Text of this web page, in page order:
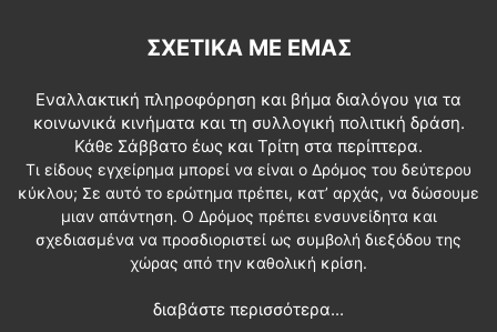
ΣΧΕΤΙΚΆ ΜΕ ΕΜΆΣ
Εναλλακτική πληροφόρηση και βήμα διαλόγου για τα
κοινωνικά κινήματα και τη συλλογική πολιτική δράση.
Κάθε Σάββατο έως και Τρίτη στα περίπτερα.
Τι είδους εγχείρημα μπορεί να είναι ο Δρόμος του δεύτερου
κύκλου; Σε αυτό το ερώτημα πρέπει, κατ’ αρχάς, να δώσουμε
μιαν απάντηση. Ο Δρόμος πρέπει ενσυνείδητα και
σχεδιασμένα να προσδιοριστεί ως συμβολή διεξόδου της
χώρας από την καθολική κρίση.
διαβάστε περισσότερα...